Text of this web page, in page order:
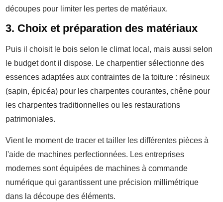
découpes pour limiter les pertes de matériaux.
3. Choix et préparation des matériaux
Puis il choisit le bois selon le climat local, mais aussi selon
le budget dont il dispose. Le charpentier sélectionne des
essences adaptées aux contraintes de la toiture : résineux
(sapin, épicéa) pour les charpentes courantes, chêne pour
les charpentes traditionnelles ou les restaurations
patrimoniales.
Vient le moment de tracer et tailler les différentes pièces à
l'aide de machines perfectionnées. Les entreprises
modernes sont équipées de machines à commande
numérique qui garantissent une précision millimétrique
dans la découpe des éléments.